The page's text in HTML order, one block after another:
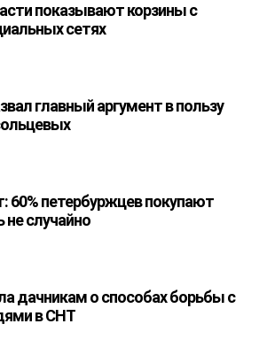
показывают корзины с
сетях
главный аргумент в пользу
60% петербуржцев покупают
не случайно
дачникам о способах борьбы с
в СНТ